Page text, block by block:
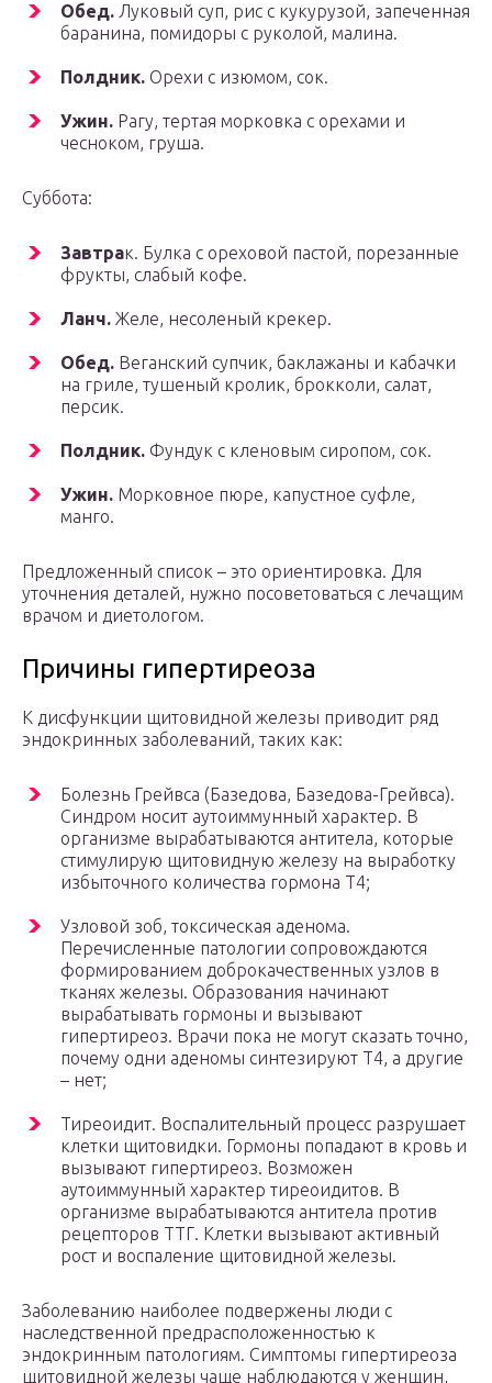
Обед. Луковый суп, рис с кукурузой, запеченная
баранина, помидоры с руколой, малина.
Полдник. Орехи с изюмом, сок.
Ужин. Рагу, тертая морковка с орехами и
чесноком, груша.
Суббота:
Завтрак. Булка с ореховой пастой, порезанные
фрукты, слабый кофе.
Ланч. Желе, несоленый крекер.
Обед. Веганский супчик, баклажаны и кабачки
на гриле, тушеный кролик, брокколи, салат,
персик.
Полдник. Фундук с кленовым сиропом, сок.
Ужин. Морковное пюре, капустное суфле,
манго.
Предложенный список – это ориентировка. Для
уточнения деталей, нужно посоветоваться с лечащим
врачом и диетологом.
Причины гипертиреоза
К дисфункции щитовидной железы приводит ряд
эндокринных заболеваний, таких как:
Болезнь Грейвса (Базедова, Базедова-Грейвса).
Синдром носит аутоиммунный характер. В
организме вырабатываются антитела, которые
стимулирую щитовидную железу на выработку
избыточного количества гормона Т4;
Узловой зоб, токсическая аденома.
Перечисленные патологии сопровождаются
формированием доброкачественных узлов в
тканях железы. Образования начинают
вырабатывать гормоны и вызывают
гипертиреоз. Врачи пока не могут сказать точно,
почему одни аденомы синтезируют Т4, а другие
– нет;
Тиреоидит. Воспалительный процесс разрушает
клетки щитовидки. Гормоны попадают в кровь и
вызывают гипертиреоз. Возможен
аутоиммунный характер тиреоидитов. В
организме вырабатываются антитела против
рецепторов ТТГ. Клетки вызывают активный
рост и воспаление щитовидной железы.
Заболеванию наиболее подвержены люди с
наследственной предрасположенностью к
эндокринным патологиям. Симптомы гипертиреоза
щитовидной железы чаще наблюдаются у женщин,